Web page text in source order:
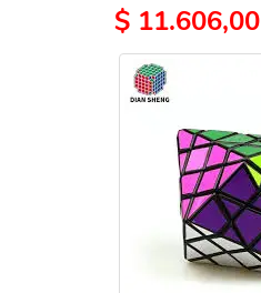
$ 11.606,00